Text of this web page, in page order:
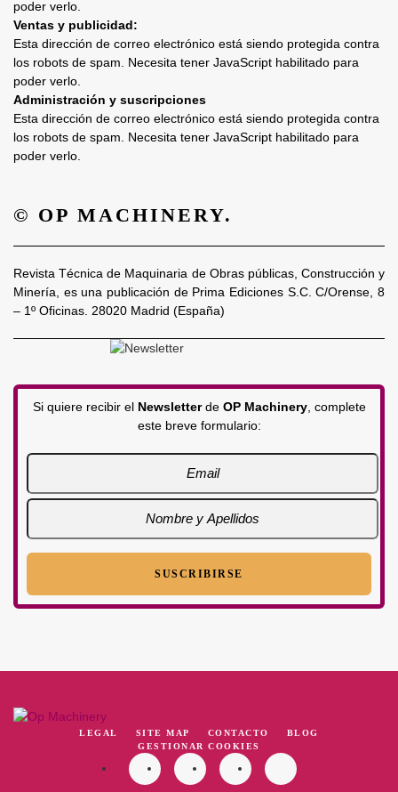
poder verlo.
Ventas y publicidad:
Esta dirección de correo electrónico está siendo protegida contra
los robots de spam. Necesita tener JavaScript habilitado para
poder verlo.
Administración y suscripciones
Esta dirección de correo electrónico está siendo protegida contra
los robots de spam. Necesita tener JavaScript habilitado para
poder verlo.
© OP MACHINERY.
Revista Técnica de Maquinaria de Obras públicas, Construcción y
Minería, es una publicación de Prima Ediciones S.C. C/Orense, 8
– 1º Oficinas. 28020 Madrid (España)
Si quiere recibir el Newsletterde OP Machinery, complete
este breve formulario:
LEGAL SITE MAP CONTACTO
BLOG
GESTIONAR COOKIES